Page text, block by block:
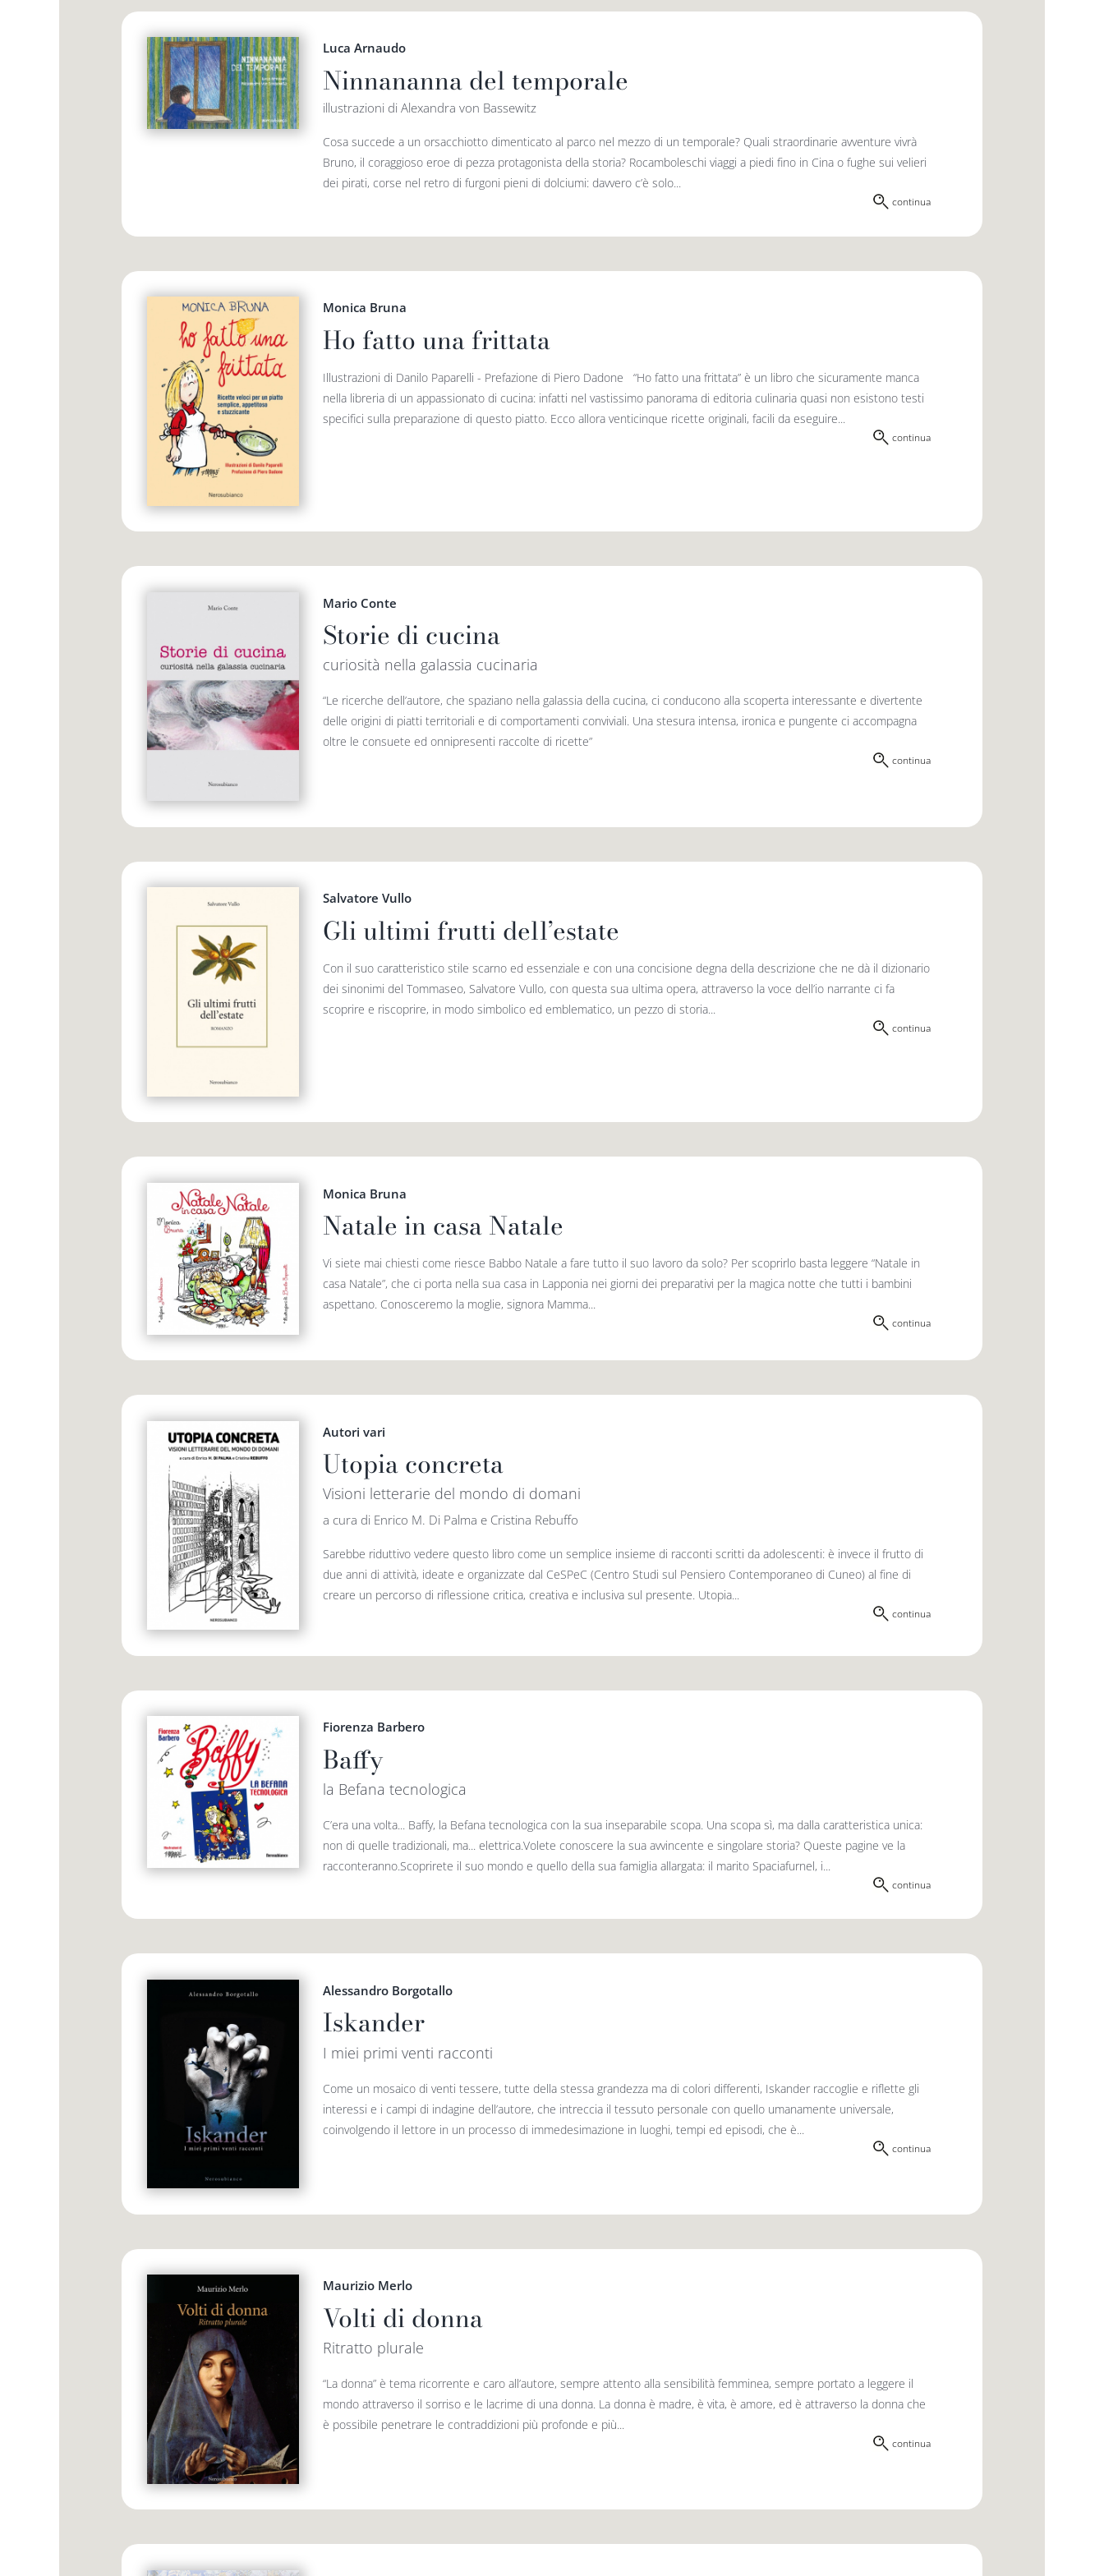
Luca Arnaudo
Ninnananna del temporale
illustrazioni di Alexandra von Bassewitz
Cosa succede a un orsacchiotto dimen­tica­to al parco nel mezzo di un tempo­rale? Quali straordinarie avventure vivrà
Bruno, il coraggioso eroe di pezza protagonista della storia? Rocamboleschi viaggi a piedi fino in Cina o fughe sui velieri
dei pirati, corse nel retro di furgoni pieni di dolciumi: davvero c’è solo...
continua
Monica Bruna
Ho fatto una frittata
Illustrazioni di Danilo Paparelli - Prefazione di Piero Dadone “Ho fatto una frittata” è un libro che sicuramente manca
nella libreria di un appassionato di cucina: infatti nel vastissimo panorama di editoria culinaria quasi non esistono testi
specifici sulla preparazione di questo piatto. Ecco allora venticinque ricette originali, facili da eseguire...
continua
Mario Conte
Storie di cucina
curiosità nella galassia cucinaria
“Le ricerche dell’autore, che spaziano nella galassia della cucina, ci conducono alla scoperta interessante e divertente
delle origini di piatti territoriali e di comportamenti conviviali. Una stesura intensa, ironica e pungente ci accompagna
oltre le consuete ed onnipresenti raccolte di ricette”
continua
Salvatore Vullo
Gli ultimi frutti dell’estate
Con il suo caratteristico stile scarno ed essenziale e con una concisione degna della descrizione che ne dà il dizionario
dei sinonimi del Tommaseo, Salvatore Vullo, con questa sua ultima opera, attraverso la voce dell’io narrante ci fa
scoprire e riscoprire, in modo simbolico ed emblematico, un pezzo di storia...
continua
Monica Bruna
Natale in casa Natale
Vi siete mai chiesti come riesce Babbo Natale a fare tutto il suo lavoro da solo? Per scoprirlo basta leggere “Natale in
casa Natale”, che ci porta nella sua casa in Lapponia nei giorni dei preparativi per la magica notte che tutti i bambini
aspettano. Conosceremo la moglie, signora Mamma...
continua
Autori vari
Utopia concreta
Visioni letterarie del mondo di domani
a cura di Enrico M. Di Palma e Cristina Rebuffo
Sarebbe riduttivo vedere questo libro come un semplice insieme di racconti scritti da adolescenti: è invece il frutto di
due anni di attività, ideate e organizzate dal CeSPeC (Centro Studi sul Pensiero Contemporaneo di Cuneo) al fine di
creare un percorso di riflessione critica, creativa e inclusiva sul presente. Utopia...
continua
Fiorenza Barbero
Baffy
la Befana tecnologica
C’era una volta... Baffy, la Befana tecnologica con la sua inseparabile scopa. Una scopa sì, ma dalla caratteristica unica:
non di quelle tradizionali, ma... elettrica.Volete conoscere la sua avvincente e singolare storia? Queste pagine ve la
racconteranno.Scoprirete il suo mondo e quello della sua famiglia allargata: il marito Spaciafurnel, i...
continua
Alessandro Borgotallo
Iskander
I miei primi venti racconti
Come un mosaico di venti tessere, tutte della stessa grandezza ma di colori differenti, Iskander raccoglie e riflette gli
interessi e i campi di indagine dell’autore, che intreccia il tessuto personale con quello umanamente universale,
coinvolgendo il lettore in un processo di immedesimazione in luoghi, tempi ed episodi, che è...
continua
Maurizio Merlo
Volti di donna
Ritratto plurale
“La donna” è tema ricorrente e caro all’autore, sempre attento alla sensibilità femminea, sempre portato a leggere il
mondo attraverso il sorriso e le lacrime di una donna. La donna è madre, è vita, è amore, ed è attraverso la donna che
è possibile penetrare le contraddizioni più profonde e più...
continua